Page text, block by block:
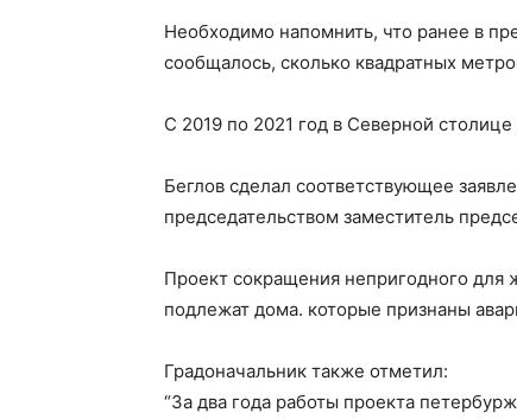
Необходимо напомнить, что ранее в
сообщалось, сколько квадратных
С 2019 по 2021 год в Северной
Беглов сделал соответствующее
председательством заместитель
Проект сокращения непригодного для
подлежат дома. которые признаны
Градоначальник также отметил:
“За два года работы проекта